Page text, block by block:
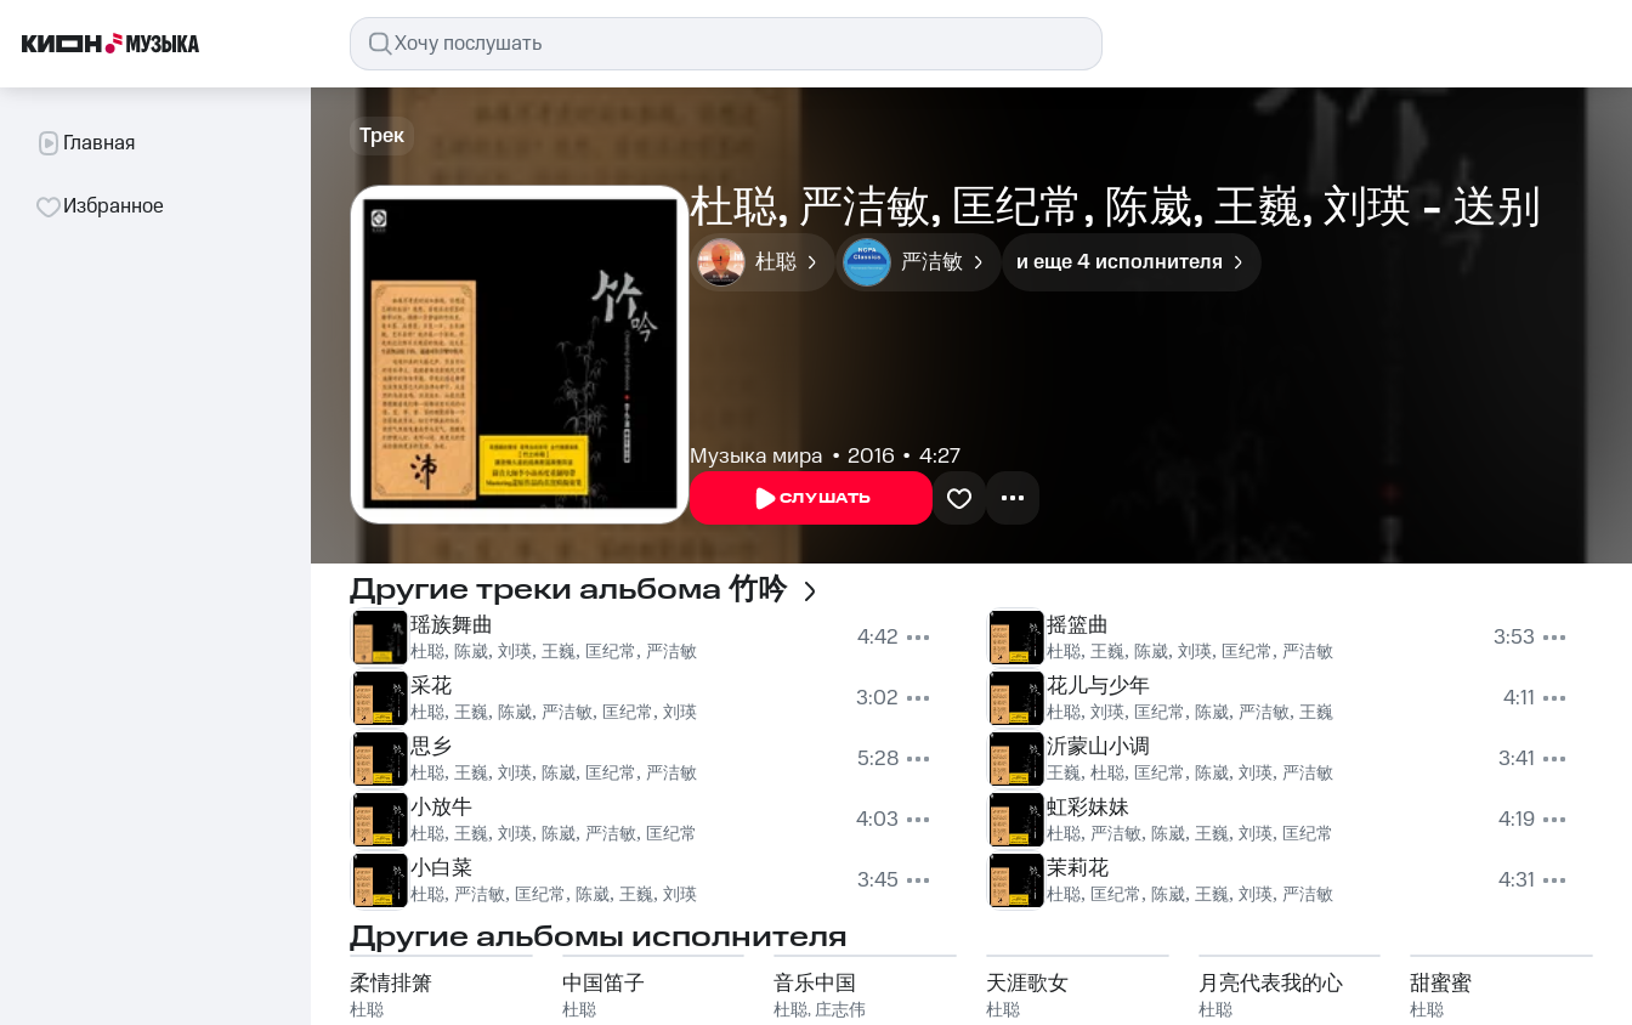
Главная
Избранное
Трек
杜聪, 严洁敏, 匡纪常, 陈崴, 王巍, 刘瑛 - 送别
杜聪 严洁敏 и еще 4 исполнителя
Музыка мира 2016 4:27
СЛУШАТЬ
Другие треки альбома 竹吟
瑶族舞曲
杜聪, 陈崴, 刘瑛, 王巍, 匡纪常, 严洁敏
4:42
采花
杜聪, 王巍, 陈崴, 严洁敏, 匡纪常, 刘瑛
3:02
思乡
杜聪, 王巍, 刘瑛, 陈崴, 匡纪常, 严洁敏
5:28
小放牛
杜聪, 王巍, 刘瑛, 陈崴, 严洁敏, 匡纪常
4:03
小白菜
杜聪, 严洁敏, 匡纪常, 陈崴, 王巍, 刘瑛 3:45
摇篮曲
杜聪, 王巍, 陈崴, 刘瑛, 匡纪常, 严洁敏
3:53
花儿与少年
杜聪, 刘瑛, 匡纪常, 陈崴, 严洁敏, 王巍
4:11
沂蒙山小调
王巍, 杜聪, 匡纪常, 陈崴, 刘瑛, 严洁敏
3:41
虹彩妹妹
杜聪, 严洁敏, 陈崴, 王巍, 刘瑛, 匡纪常
4:19
茉莉花
杜聪, 匡纪常, 陈崴, 王巍, 刘瑛, 严洁敏 4:31
Другие альбомы исполнителя
柔情排箫
杜聪
中国笛子
杜聪
音乐中国
杜聪,庄志伟
天涯歌女
杜聪
月亮代表我的心
杜聪
甜蜜蜜
杜聪